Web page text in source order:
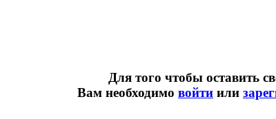
Для того чтобы оставить
Вам необходимо войти или